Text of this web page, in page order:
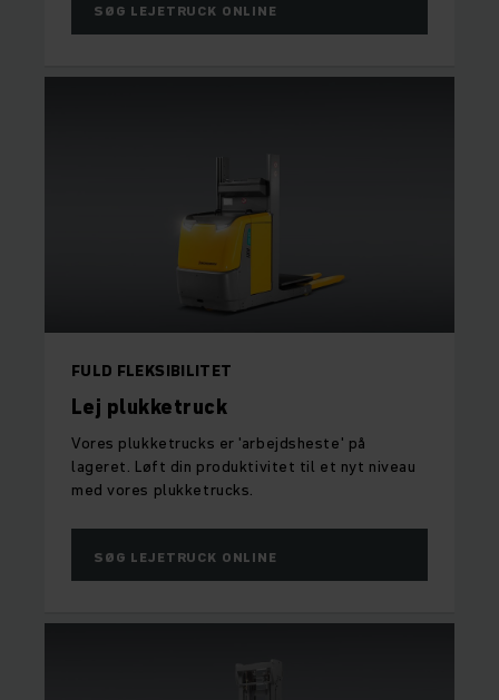
SØG LEJETRUCK ONLINE
FULD FLEKSIBILITET
Lej plukketruck
Vores plukketrucks er 'arbejdsheste' på
lageret. Løft din produktivitet til et nyt niveau
med vores plukketrucks.
SØG LEJETRUCK ONLINE